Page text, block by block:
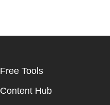
Free Tools
Content Hub